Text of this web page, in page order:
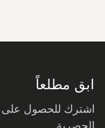
ابق مطلعاً
اشترك للحصول
الحصرية.